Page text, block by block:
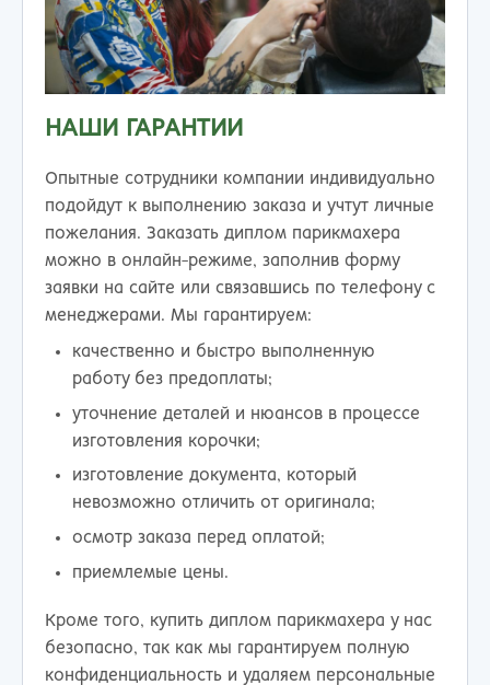
НАШИ ГАРАНТИИ
Опытные сотрудники компании индивидуально
подойдут к выполнению заказа и учтут личные
пожелания. Заказать диплом парикмахера
можно в онлайн-режиме, заполнив форму
заявки на сайте или связавшись по телефону с
менеджерами. Мы гарантируем:
качественно и быстро выполненную
работу без предоплаты;
уточнение деталей и нюансов в процессе
изготовления корочки;
изготовление документа, который
невозможно отличить от оригинала;
осмотр заказа перед оплатой;
приемлемые цены.
Кроме того, купить диплом парикмахера у нас
безопасно, так как мы гарантируем полную
конфиденциальность и удаляем персональные